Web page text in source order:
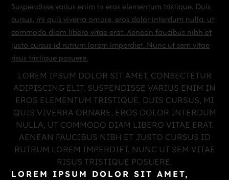
Suspendisse varius enim in eros elementum tristique. Duis
cursus, mi quis viverra ornare, eros dolor interdum nulla, ut
commodo diam libero vitae erat. Aenean faucibus nibh et
justo cursus id rutrum lorem imperdiet. Nunc ut sem vitae
risus tristique posuere.
LOREM IPSUM DOLOR SIT AMET, CONSECTETUR
ADIPISCING ELIT. SUSPENDISSE VARIUS ENIM IN
EROS ELEMENTUM TRISTIQUE. DUIS CURSUS, MI
QUIS VIVERRA ORNARE, EROS DOLOR INTERDUM
NULLA, UT COMMODO DIAM LIBERO VITAE ERAT.
AENEAN FAUCIBUS NIBH ET JUSTO CURSUS ID
RUTRUM LOREM IMPERDIET. NUNC UT SEM VITAE
RISUS TRISTIQUE POSUERE.
LOREM IPSUM DOLOR SIT AMET,